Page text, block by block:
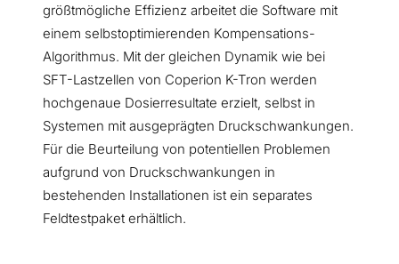
größtmögliche Effizienz arbeitet die Software mit
einem selbstoptimierenden Kompensations-
Algorithmus. Mit der gleichen Dynamik wie bei
SFT-Lastzellen von Coperion K-Tron werden
hochgenaue Dosierresultate erzielt, selbst in
Systemen mit ausgeprägten Druckschwankungen.
Für die Beurteilung von potentiellen Problemen
aufgrund von Druckschwankungen in
bestehenden Installationen ist ein separates
Feldtestpaket erhältlich.